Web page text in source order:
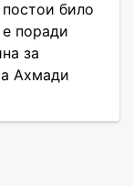
било
поради
за
Ахмади